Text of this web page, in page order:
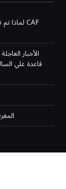
قاعدة علي